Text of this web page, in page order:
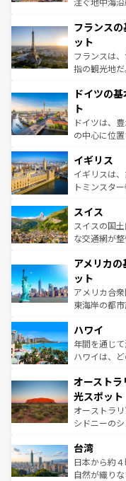
なお、新着
しい。
文化が根付
れる闘牛、
る。首都マ
アートに溢
せる。地方
ンテンツ一覧
フランス
ット
フランスは
指の観光地
で、幅広い
聖堂、美し
から魅了す
れ、フラン
香り高いラ
らに、パリ
も豊かな歴
を参照して
ドイツの
ト
ドイツは、
の中心に位
顔を持つこ
ルリンの文
してライン
は、お酒好きな
ドイツ情報は
イギリス
イギリスは
トミンスタ
リアごとに
ティー、ビ
戦など、本
ンツ一覧を
スイス
スイスの国
な交通網が
の建物がそ
博物館もあ
ことができ
者向けの交
着のスイス情
アメリカ
ット
アメリカ合
東海岸の都
のような巨
ンメントが
西部には大
部のニュー
文化が魅力
しみながら
るだろう。
情報は
ハワイ
年間を通じ
ハワイは、
ワイ島は見
島だが、静
おすすめ。
文化や歴史
人々、おい
ク、伝統的
っている。
オースト
光スポット
オーストラ
シドニーの
リアリーフ
ク）、タス
ど、見どこ
台湾
日本から約
自然が織り